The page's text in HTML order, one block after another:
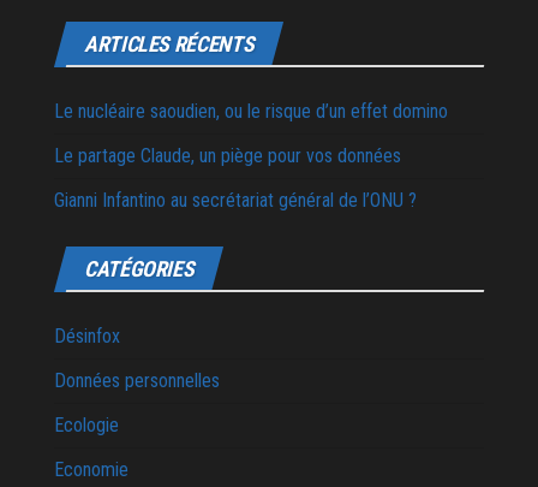
ARTICLES RÉCENTS
Le nucléaire saoudien, ou le risque d’un effet domino
Le partage Claude, un piège pour vos données
Gianni Infantino au secrétariat général de l’ONU ?
CATÉGORIES
Désinfox
Données personnelles
Ecologie
Economie